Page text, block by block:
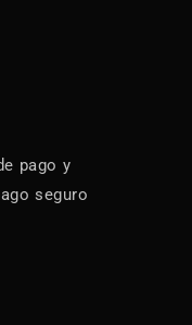
pago y
seguro